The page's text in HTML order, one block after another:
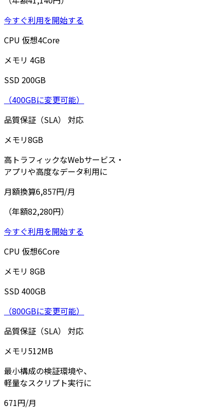
今すぐ利用を開始する
CPU 仮想4Core
メモリ 4GB
SSD 200GB
（400GBに変更可能）
品質保証（SLA）
対応
メモリ8GB
高トラフィックなWebサービス・
アプリや高度なデータ利用に
月額換算6,857円/月
（年額82,280円）
今すぐ利用を開始する
CPU 仮想6Core
メモリ 8GB
SSD400GB
（800GBに変更可能）
品質保証（SLA）
対応
メモリ512MB
最小構成の検証環境や、
軽量なスクリプト実行に
671円/月